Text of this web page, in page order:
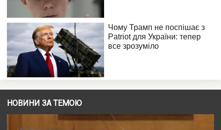
НОВИНИ ЗА ТЕМОЮ